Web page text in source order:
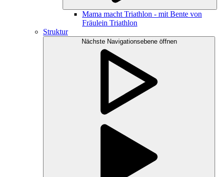
Mama macht Triathlon - mit Bente von
Fräulein Triathlon
Struktur
Nächste Navigationsebene öffnen